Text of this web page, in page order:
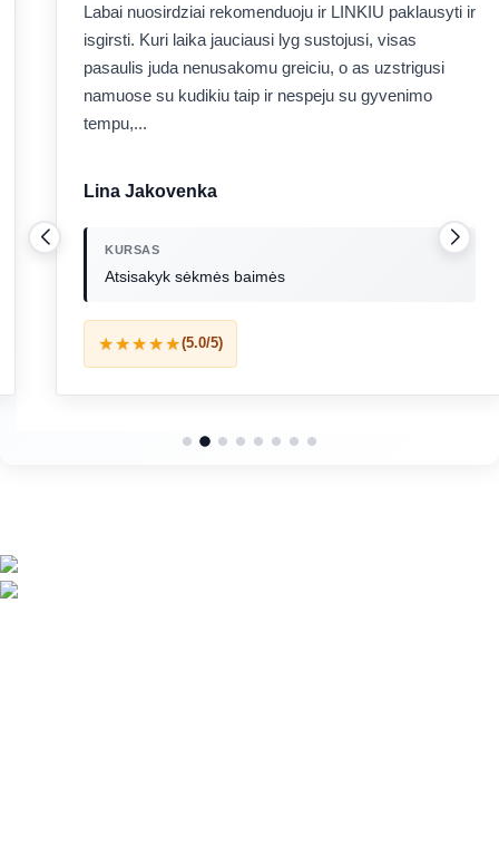
Labai nuosirdziai rekomenduoju ir LINKIU paklausyti ir
isgirsti. Kuri laika jauciausi lyg sustojusi, visas
pasaulis juda nenusakomu greiciu, o as uzstrigusi
namuose su kudikiu taip ir nespeju su gyvenimo
tempu,...
Lina Jakovenka
KURSAS
Atsisakyk sėkmės baimės
★★★★★(5.0/5)